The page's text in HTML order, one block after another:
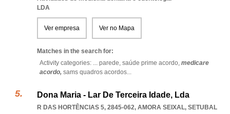
LDA
Ver empresa Ver no Mapa
Matches in the search for:
Activity categories: ... parede, saúde prime acordo, medicare
acordo, sams quadros acordos...
Dona Maria - Lar De Terceira Idade, Lda
R DAS HORTÊNCIAS 5, 2845-062, AMORA SEIXAL, SETUBAL